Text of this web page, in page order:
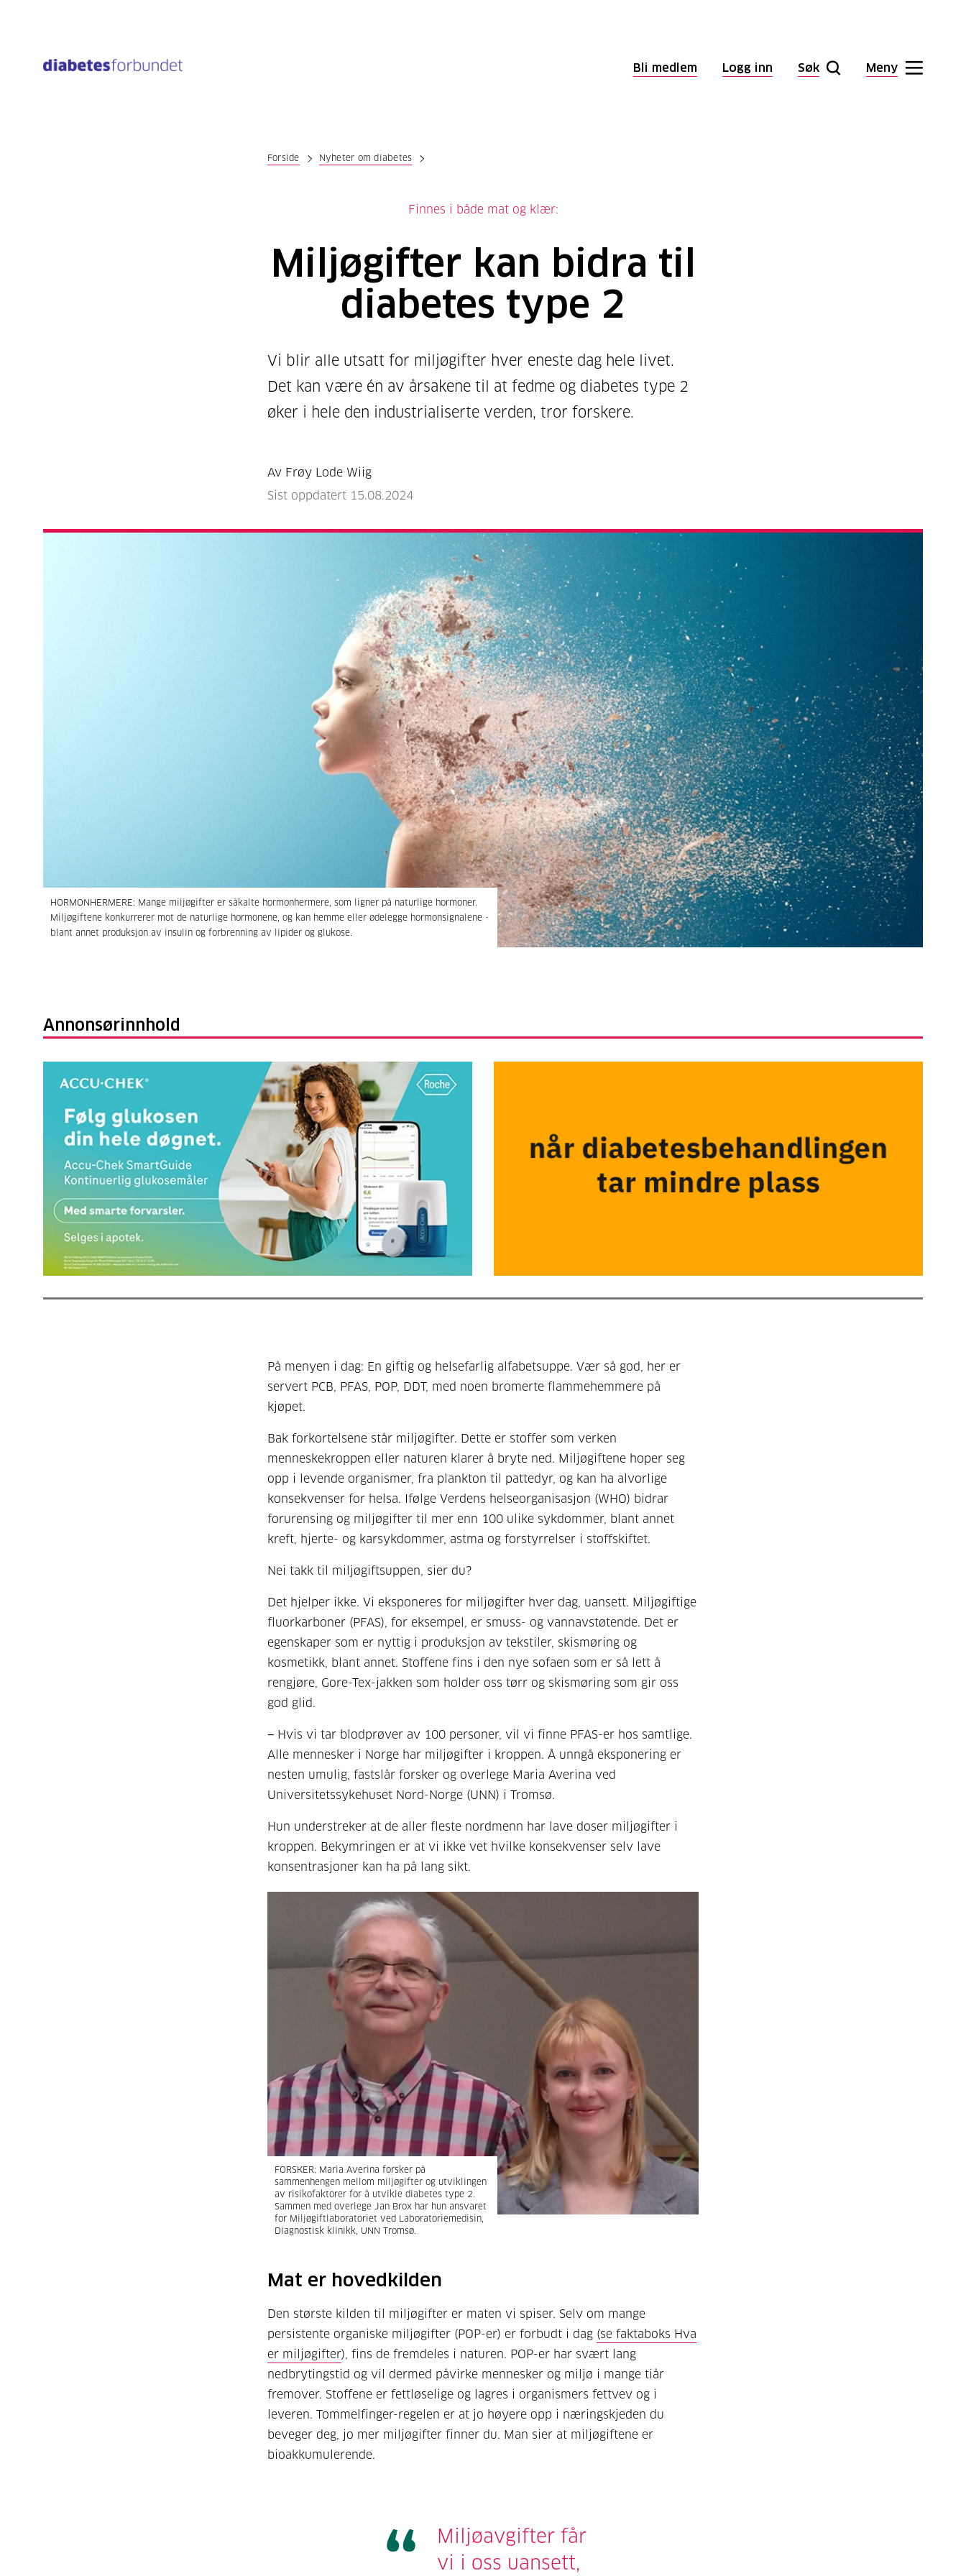
Bli medlem Logg inn Søk Meny
Forside Nyheter om diabetes
Finnes i både mat og klær:
Miljøgifter kan bidra til
diabetes type 2
Vi blir alle utsatt for miljøgifter hver eneste dag hele livet.
Det kan være én av årsakene til at fedme og diabetes type 2
øker i hele den industrialiserte verden, tror forskere.
Av Frøy Lode Wiig
Sist oppdatert 15.08.2024
HORMONHERMERE: Mange miljøgifter er såkalte hormonhermere, som ligner på naturlige hormoner.
Miljøgiftene konkurrerer mot de naturlige hormonene, og kan hemme eller ødelegge hormonsignalene -
blant annet produksjon av insulin og forbrenning av lipider og glukose.
Annonsørinnhold
På menyen i dag: En giftig og helsefarlig alfabetsuppe. Vær så god, her er
servert PCB, PFAS, POP, DDT, med noen bromerte flammehemmere på
kjøpet.
Bak forkortelsene står miljøgifter. Dette er stoffer som verken
menneskekroppen eller naturen klarer å bryte ned. Miljøgiftene hoper seg
opp i levende organismer, fra plankton til pattedyr, og kan ha alvorlige
konsekvenser for helsa. Ifølge Verdens helseorganisasjon (WHO) bidrar
forurensing og miljøgifter til mer enn 100 ulike sykdommer, blant annet
kreft, hjerte- og karsykdommer, astma og forstyrrelser i stoffskiftet.
Nei takk til miljøgiftsuppen, sier du?
Det hjelper ikke. Vi eksponeres for miljøgifter hver dag, uansett. Miljøgiftige
fluorkarboner (PFAS), for eksempel, er smuss- og vannavstøtende. Det er
egenskaper som er nyttig i produksjon av tekstiler, skismøring og
kosmetikk, blant annet. Stoffene fins i den nye sofaen som er så lett å
rengjøre, Gore-Tex-jakken som holder oss tørr og skismøring som gir oss
god glid.
− Hvis vi tar blodprøver av 100 personer, vil vi finne PFAS-er hos samtlige.
Alle mennesker i Norge har miljøgifter i kroppen. Å unngå eksponering er
nesten umulig, fastslår forsker og overlege Maria Averina ved
Universitetssykehuset Nord-Norge (UNN) i Tromsø.
Hun understreker at de aller fleste nordmenn har lave doser miljøgifter i
kroppen. Bekymringen er at vi ikke vet hvilke konsekvenser selv lave
konsentrasjoner kan ha på lang sikt.
FORSKER: Maria Averina forsker på
sammenhengen mellom miljøgifter og utviklingen
av risikofaktorer for å utvikle diabetes type 2.
Sammen med overlege Jan Brox har hun ansvaret
for Miljøgiftlaboratoriet ved Laboratoriemedisin,
Diagnostisk klinikk, UNN Tromsø.
Mat er hovedkilden
Den største kilden til miljøgifter er maten vi spiser. Selv om mange
persistente organiske miljøgifter (POP-er) er forbudt i dag (se faktaboks Hva
er miljøgifter), fins de fremdeles i naturen. POP-er har svært lang
nedbrytingstid og vil dermed påvirke mennesker og miljø i mange tiår
fremover. Stoffene er fettløselige og lagres i organismers fettvev og i
leveren. Tommelfinger-regelen er at jo høyere opp i næringskjeden du
beveger deg, jo mer miljøgifter finner du. Man sier at miljøgiftene er
bioakkumulerende.
Miljøavgifter får
vi i oss uansett,